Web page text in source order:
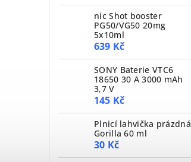
nic Shot booster
PG50/VG50 20mg
5x10ml
639 Kč
SONY Baterie VTC6
18650 30 A 3000 mAh
3,7 V
145 Kč
Plnicí lahvička prázdná
Gorilla 60 ml
30 Kč